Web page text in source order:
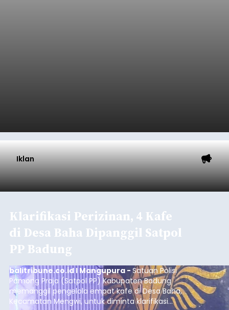
Iklan
Klarifikasi Perizinan, 4 Kafe
di Desa Baha Dipanggil Satpol
PP Badung
balitribune.co.id I Mangupura - Satuan Polisi
Pamong Praja (Satpol PP) Kabupaten Badung
memanggil pengelola empat kafe di Desa Baha,
Kecamatan Mengwi, untuk diminta klarifikasi